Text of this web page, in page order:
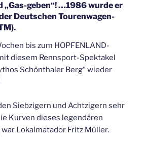
geben“! …1986 wurde er
Deutschen Tourenwagen-
bis zum HOPFENLAND-
diesem Rennsport-Spektakel
Schönthaler Berg“ wieder
Siebzigern und Achtzigern sehr
Kurven dieses legendären
war Lokalmatador Fritz Müller.